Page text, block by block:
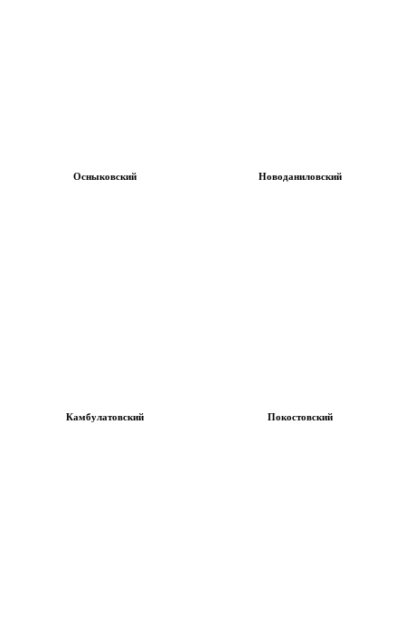
Осныковский Новоданиловский
Камбулатовский Покостовский